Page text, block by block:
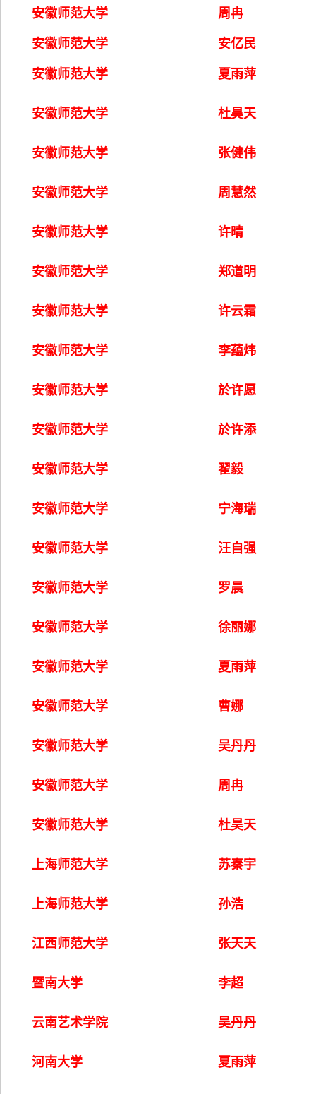
安徽师范大学 周冉
安徽师范大学 安亿民
安徽师范大学 夏雨萍
安徽师范大学 杜昊天
安徽师范大学 张健伟
安徽师范大学 周慧然
安徽师范大学 许晴
安徽师范大学 郑道明
安徽师范大学 许云霜
安徽师范大学 李蕴炜
安徽师范大学 於许愿
安徽师范大学 於许添
安徽师范大学 翟毅
安徽师范大学 宁海瑞
安徽师范大学 汪自强
安徽师范大学 罗晨
安徽师范大学 徐丽娜
安徽师范大学 夏雨萍
安徽师范大学 曹娜
安徽师范大学 吴丹丹
安徽师范大学 周冉
安徽师范大学 杜昊天
上海师范大学 苏秦宇
上海师范大学 孙浩
江西师范大学 张天天
暨南大学 李超
云南艺术学院 吴丹丹
河南大学 夏雨萍